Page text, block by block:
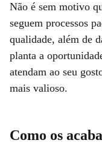
Não é sem motivo
seguem processos
qualidade, além de
planta a
atendam ao seu
mais valioso.
Como os